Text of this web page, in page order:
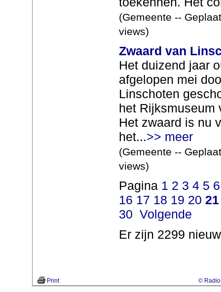
(Gemeente --
views)
Zwaard van
Het duizend jaar
afgelopen mei
Linschoten
het Rijksmuseum
Het zwaard is nu
het...>> meer
(Gemeente --
views)
Pagina 1 2 3 4 5 6
16 17 18 19 20 21
30 Volgende
Er zijn 2299
Print © Radio